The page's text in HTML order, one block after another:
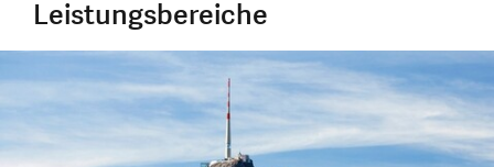
Leistungsbereiche